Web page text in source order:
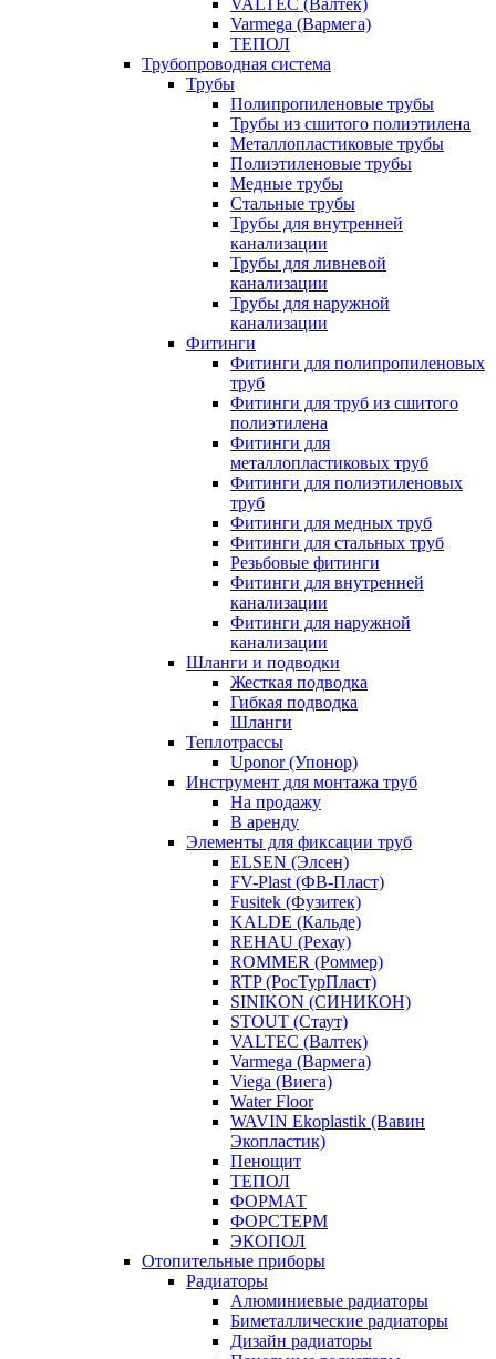
VALTEC (Валтек)
Varmega (Вармега)
ТЕПОЛ
Трубопроводная система
Трубы
Полипропиленовые трубы
Трубы из сшитого полиэтилена
Металлопластиковые трубы
Полиэтиленовые трубы
Медные трубы
Стальные трубы
Трубы для внутренней
канализации
Трубы для ливневой
канализации
Трубы для наружной
канализации
Фитинги
Фитинги для полипропиленовых
труб
Фитинги для труб из сшитого
полиэтилена
Фитинги для
металлопластиковых труб
Фитинги для полиэтиленовых
труб
Фитинги для медных труб
Фитинги для стальных труб
Резьбовые фитинги
Фитинги для внутренней
канализации
Фитинги для наружной
канализации
Шланги и подводки
Жесткая подводка
Гибкая подводка
Шланги
Теплотрассы
Uponor (Упонор)
Инструмент для монтажа труб
На продажу
В аренду
Элементы для фиксации труб
ELSEN (Элсен)
FV-Plast (ФВ-Пласт)
Fusitek (Фузитек)
KALDE (Кальде)
REHAU (Рехау)
ROMMER (Роммер)
RTP (РосТурПласт)
SINIKON (СИНИКОН)
STOUT (Стаут)
VALTEC (Валтек)
Varmega (Вармега)
Viega (Виега)
Water Floor
WAVIN Ekoplastik (Вавин
Экопластик)
Пенощит
ТЕПОЛ
ФОРМАТ
ФОРСТЕРМ
ЭКОПОЛ
Отопительные приборы
Радиаторы
Алюминиевые радиаторы
Биметаллические радиаторы
Дизайн радиаторы